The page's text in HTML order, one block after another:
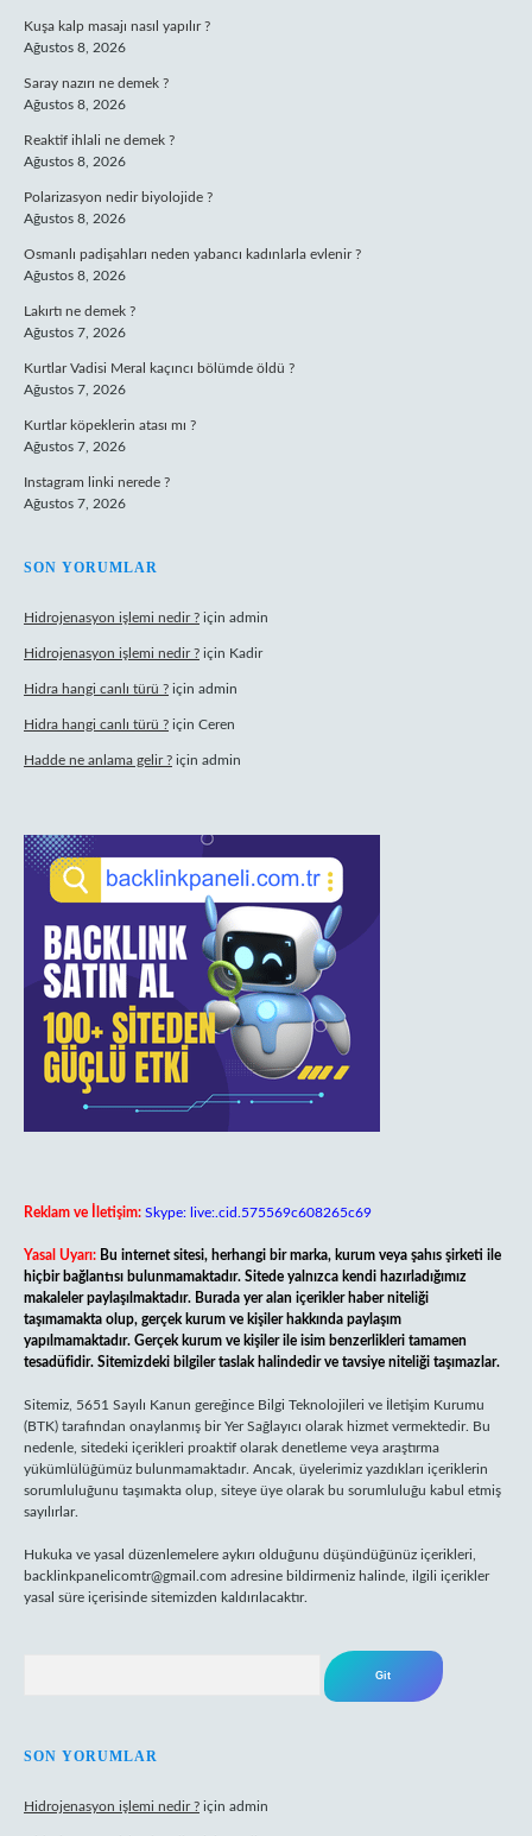
Kuşa kalp masajı nasıl yapılır ?
Ağustos 8, 2026
Saray nazırı ne demek ?
Ağustos 8, 2026
Reaktif ihlali ne demek ?
Ağustos 8, 2026
Polarizasyon nedir biyolojide ?
Ağustos 8, 2026
Osmanlı padişahları neden yabancı kadınlarla evlenir ?
Ağustos 8, 2026
Lakırtı ne demek ?
Ağustos 7, 2026
Kurtlar Vadisi Meral kaçıncı bölümde öldü ?
Ağustos 7, 2026
Kurtlar köpeklerin atası mı ?
Ağustos 7, 2026
Instagram linki nerede ?
Ağustos 7, 2026
SON YORUMLAR
Hidrojenasyon işlemi nedir ? için admin
Hidrojenasyon işlemi nedir ? için Kadir
Hidra hangi canlı türü ? için admin
Hidra hangi canlı türü ? için Ceren
Hadde ne anlama gelir ? için admin
Reklam ve İletişim: Skype: live:.cid.575569c608265c69
Yasal Uyarı: Bu internet sitesi, herhangi bir marka, kurum veya şahıs şirketi ile
hiçbir bağlantısı bulunmamaktadır. Sitede yalnızca kendi hazırladığımız
makaleler paylaşılmaktadır. Burada yer alan içerikler haber niteliği
taşımamakta olup, gerçek kurum ve kişiler hakkında paylaşım
yapılmamaktadır. Gerçek kurum ve kişiler ile isim benzerlikleri tamamen
tesadüfidir. Sitemizdeki bilgiler taslak halindedir ve tavsiye niteliği taşımazlar.
Sitemiz, 5651 Sayılı Kanun gereğince Bilgi Teknolojileri ve İletişim Kurumu
(BTK) tarafından onaylanmış bir Yer Sağlayıcı olarak hizmet vermektedir. Bu
nedenle, sitedeki içerikleri proaktif olarak denetleme veya araştırma
yükümlülüğümüz bulunmamaktadır. Ancak, üyelerimiz yazdıkları içeriklerin
sorumluluğunu taşımakta olup, siteye üye olarak bu sorumluluğu kabul etmiş
sayılırlar.
Hukuka ve yasal düzenlemelere aykırı olduğunu düşündüğünüz içerikleri,
backlinkpanelicomtr@gmail.com adresine bildirmeniz halinde, ilgili içerikler
yasal süre içerisinde sitemizden kaldırılacaktır.
SON YORUMLAR
Hidrojenasyon işlemi nedir ? için admin